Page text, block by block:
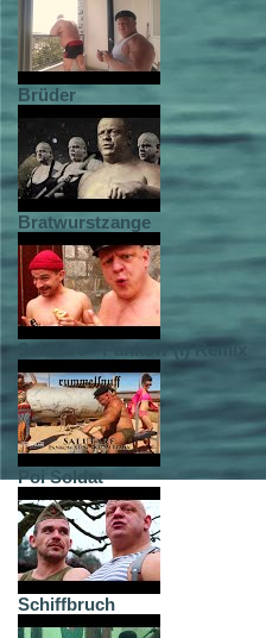
Brüder
Bratwurstzange
Salutare - Pankow (I) Remix
Poi Soldat
Schiffbruch